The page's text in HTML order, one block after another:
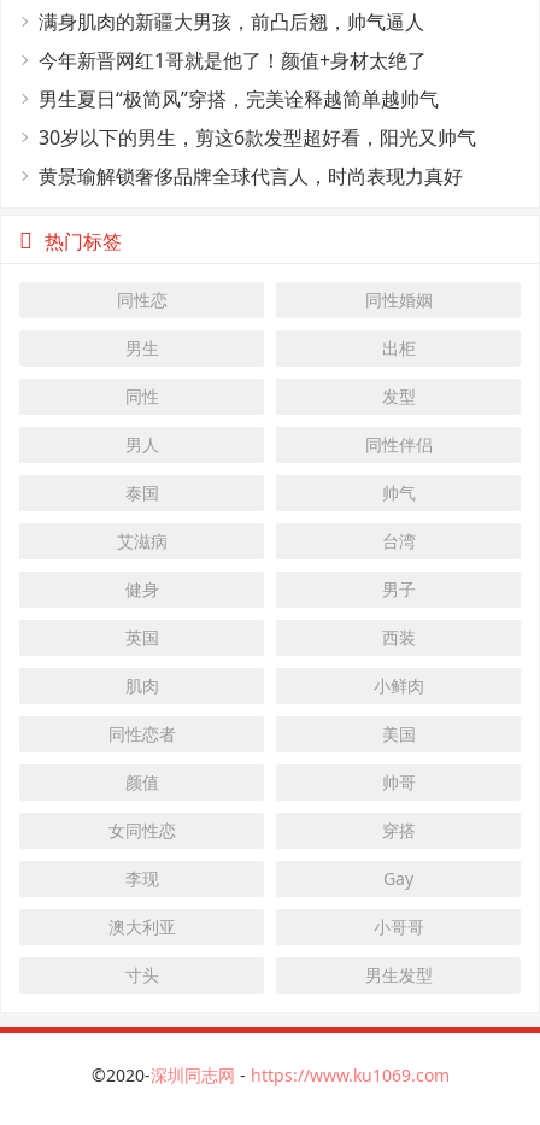
满身肌肉的新疆大男孩，前凸后翘，帅气逼人
今年新晋网红1哥就是他了！颜值+身材太绝了
男生夏日“极简风”穿搭，完美诠释越简单越帅气
30岁以下的男生，剪这6款发型超好看，阳光又帅气
黄景瑜解锁奢侈品牌全球代言人，时尚表现力真好
热门标签
同性恋 同性婚姻
男生 出柜
同性 发型
男人 同性伴侣
泰国 帅气
艾滋病 台湾
健身 男子
英国 西装
肌肉 小鲜肉
同性恋者 美国
颜值 帅哥
女同性恋 穿搭
李现 Gay
澳大利亚 小哥哥
寸头 男生发型
©2020-深圳同志网 - https://www.ku1069.com